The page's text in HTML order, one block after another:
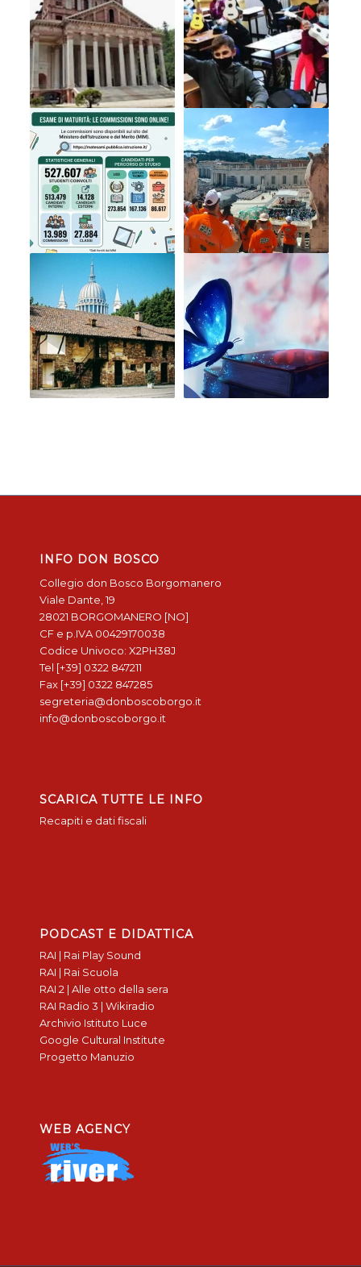
INFO DON BOSCO
Collegio don Bosco Borgomanero
Viale Dante, 19
28021 BORGOMANERO [NO]
CF e p.IVA 00429170038
Codice Univoco: X2PH38J
Tel [+39] 0322 847211
Fax [+39] 0322 847285
segreteria@donboscoborgo.it
info@donboscoborgo.it
SCARICA TUTTE LE INFO
Recapiti e dati fiscali
PODCAST E DIDATTICA
RAI | Rai Play Sound
RAI | Rai Scuola
RAI 2 | Alle otto della sera
RAI Radio 3 | Wikiradio
Archivio Istituto Luce
Google Cultural Institute
Progetto Manuzio
WEB AGENCY